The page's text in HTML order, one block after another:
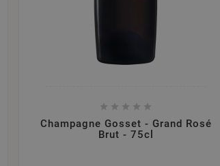
    
Champagne Gosset - Grand Rosé
Brut - 75cl